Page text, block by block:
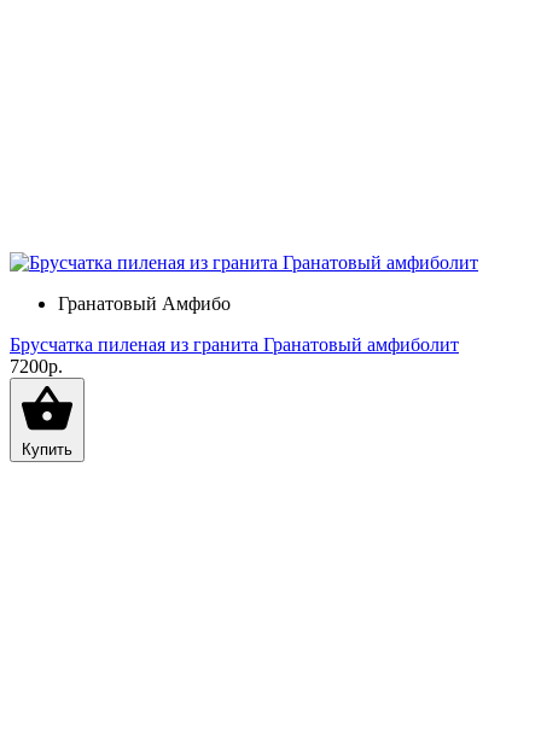
Гранатовый Амфибо
Брусчатка пиленая из гранита Гранатовый амфиболит
7200р.
Купить